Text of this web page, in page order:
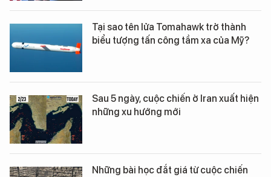
Tại sao tên lửa Tomahawk trở thành
biểu tượng tấn công tầm xa của Mỹ?
Sau 5 ngày, cuộc chiến ở Iran xuất hiện
những xu hướng mới
Những bài học đắt giá từ cuộc chiến